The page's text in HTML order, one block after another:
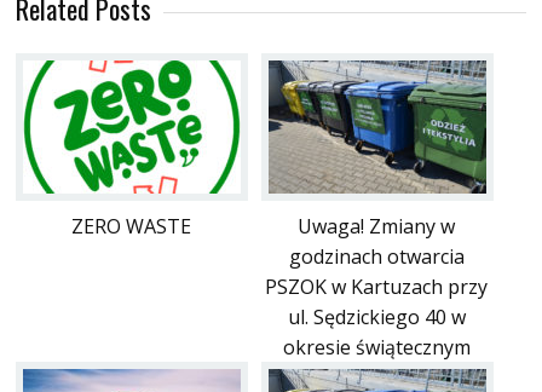
Related Posts
ZERO WASTE
Uwaga! Zmiany w
godzinach otwarcia
PSZOK w Kartuzach przy
ul. Sędzickiego 40 w
okresie świątecznym